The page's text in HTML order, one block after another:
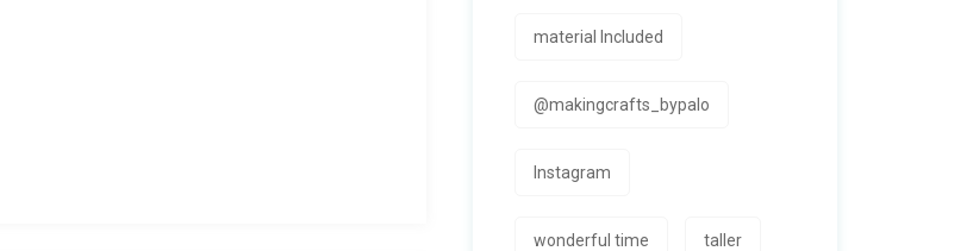
material Included
@makingcrafts_bypalo
Instagram
wonderful time taller